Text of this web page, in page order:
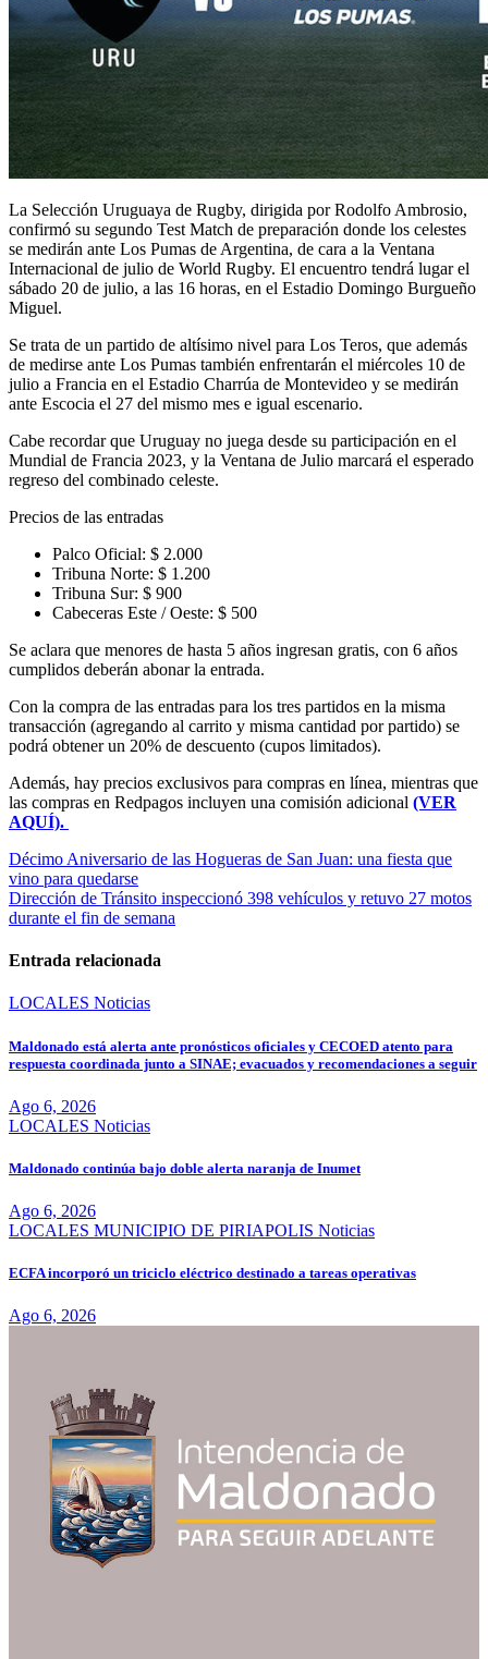
La Selección Uruguaya de Rugby, dirigida por Rodolfo Ambrosio,
confirmó su segundo Test Match de preparación donde los celestes
se medirán ante Los Pumas de Argentina, de cara a la Ventana
Internacional de julio de World Rugby. El encuentro tendrá lugar el
sábado 20 de julio, a las 16 horas, en el Estadio Domingo Burgueño
Miguel.
Se trata de un partido de altísimo nivel para Los Teros, que además
de medirse ante Los Pumas también enfrentarán el miércoles 10 de
julio a Francia en el Estadio Charrúa de Montevideo y se medirán
ante Escocia el 27 del mismo mes e igual escenario.
Cabe recordar que Uruguay no juega desde su participación en el
Mundial de Francia 2023, y la Ventana de Julio marcará el esperado
regreso del combinado celeste.
Precios de las entradas
Palco Oficial: $ 2.000
Tribuna Norte: $ 1.200
Tribuna Sur: $ 900
Cabeceras Este / Oeste: $ 500
Se aclara que menores de hasta 5 años ingresan gratis, con 6 años
cumplidos deberán abonar la entrada.
Con la compra de las entradas para los tres partidos en la misma
transacción (agregando al carrito y misma cantidad por partido) se
podrá obtener un 20% de descuento (cupos limitados).
Además, hay precios exclusivos para compras en línea, mientras que
las compras en Redpagos incluyen una comisión adicional (VER
AQUÍ).
Navegación
de
entradas
Décimo Aniversario de las Hogueras de San Juan: una fiesta que
vino para quedarse
Dirección de Tránsito inspeccionó 398 vehículos y retuvo 27 motos
durante el fin de semana
Entrada relacionada
LOCALES Noticias
Maldonado está alerta ante pronósticos oficiales y CECOED atento para
respuesta coordinada junto a SINAE; evacuados y recomendaciones a seguir
Ago 6, 2026
LOCALES Noticias
Maldonado continúa bajo doble alerta naranja de Inumet
Ago 6, 2026
LOCALES MUNICIPIO DE PIRIAPOLIS Noticias
ECFA incorporó un triciclo eléctrico destinado a tareas operativas
Ago 6, 2026